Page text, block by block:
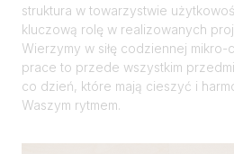
struktura w towarzystwie
kluczową rolę w realizowanych
Wierzymy w siłę codziennej
prace to przede wszystkim
co dzień, które mają cieszyć i
Waszym rytmem.